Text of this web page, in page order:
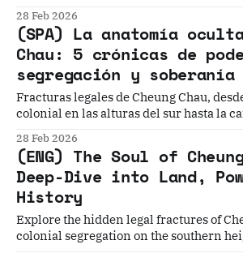
28 Feb 2026
(SPA) La anatomía
Chau: 5 crónicas de
segregación y
Fracturas legales de Cheung Chau,
colonial en las alturas del sur hasta la
28 Feb 2026
(ENG) The Soul of
Deep-Dive into Land,
History
Explore the hidden legal fractures of
colonial segregation on the southern